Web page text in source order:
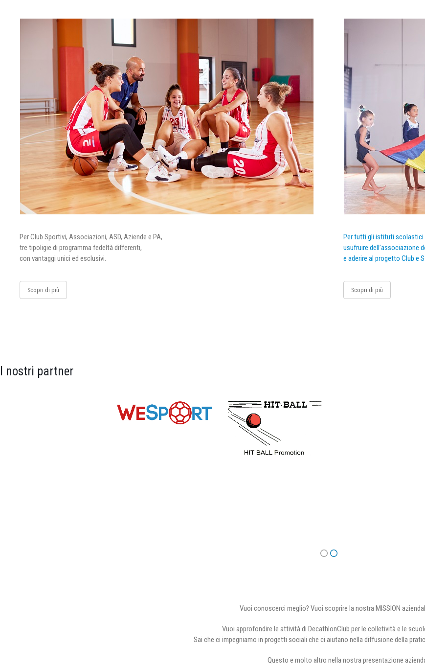
Per Club Sportivi, Associazioni, ASD, Aziende e PA,
tre tipoligie di programma fedeltà differenti,
con vantaggi unici ed esclusivi.
Scopri di più
Per tutti gli istituti scolastici
usufruire dell’associazione
e aderire al progetto Club e
Scopri di più
I nostri partner
Vuoi conoscerci meglio? Vuoi scoprire la nostra MISSION
Vuoi approfondire le attività di DecathlonClub per le colletività e le
Sai che ci impegniamo in progetti sociali che ci aiutano nella diffusione della
Questo e molto altro nella nostra presentazione